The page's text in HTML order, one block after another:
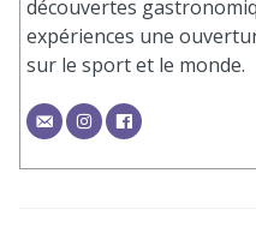
découvertes
expériences une
sur le sport et le monde.